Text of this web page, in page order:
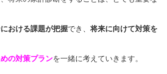
おける課題が把握でき、将来に向けて対策を
の対策プランを一緒に考えていきます。